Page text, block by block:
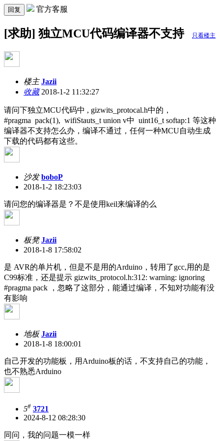
回复 官方客服
[求助] 独立MCU代码编译器不支持 只看楼主
楼主 Jazii
收藏2018-1-2 11:32:27
请问下独立MCU代码中 , gizwits_protocal.h中的，
#pragma pack(1), wifiStauts_t union v中 uint16_t softap:1 等这种
编译器不支持怎么办，编译不通过，任何一种MCU自动生成
下载的代码都有这些。
沙发 boboP
2018-1-2 18:23:03
请问您的编译器是？不是使用keil来编译的么
板凳 Jazii
2018-1-8 17:58:02
是 AVR的单片机，但是不是用的Arduino，转用了gcc,用的是
C99标准，还是提示 gizwits_protocol.h:312: warning: ignoring
#pragma pack ，忽略了这部分，能通过编译，不知对功能有没
有影响
地板 Jazii
2018-1-8 18:00:01
自己开发的功能板，用Arduino板的话，不支持自己的功能，
也不熟悉Arduino
5# 3721
2024-8-12 08:28:30
同问，我的问题一模一样